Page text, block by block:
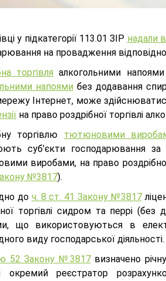
у підкатегорії 113.01 ЗІР надали
на провадження
торгівля алкогольними
напоями без додавання
Інтернет, може
на право роздрібної торгівлі
торгівлю тютюновими
суб’єкти господарювання за
виробами, на право
№3817).
до ч. 8 ст. 41 Закону №3817
торгівлі сидром та перрі
що використовуються в
виду господарської діяльності.
52 Закону №3817визначено
окремий реєстратор